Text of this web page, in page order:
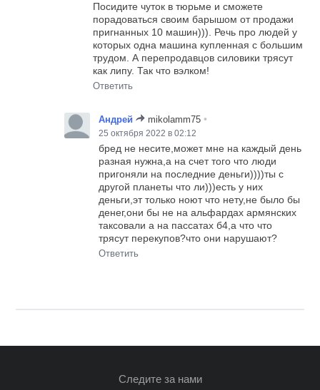
Посидите чуток в тюрьме и сможете
порадоваться своим барышом от продажи
пригнанных 10 машин))). Речь про людей у
которых одна машина купленная с большим
трудом. А перепродавцов силовики трясут
как липу. Так что вэлком!
Ответить
Андрей mikolamm75 •
25 октября 2022 в 02:12
бред не несите,может мне на каждый день
разная нужна,а на счет того что люди
пригоняли на последние деньги))))ты с
другой планеты что ли)))есть у них
деньги,эт только ноют что нету,не было бы
денег,они бы не на альфардах армянских
таксовали а на пассатах б4,а что что
трясут перекупов?что они нарушают?
Ответить
Следите за нами